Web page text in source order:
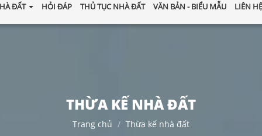
ĐẤT HỎI ĐÁP THỦ TỤC NHÀ ĐẤT VĂN BẢN - BIỂU MẪU LIÊN HỆ
THỪA KẾ NHÀ ĐẤT
Trang chủ Thừa kế nhà đất